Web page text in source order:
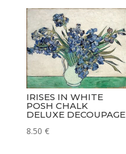
IRISES IN WHITE
POSH CHALK
DELUXE DECOUPAGE
8.50 €